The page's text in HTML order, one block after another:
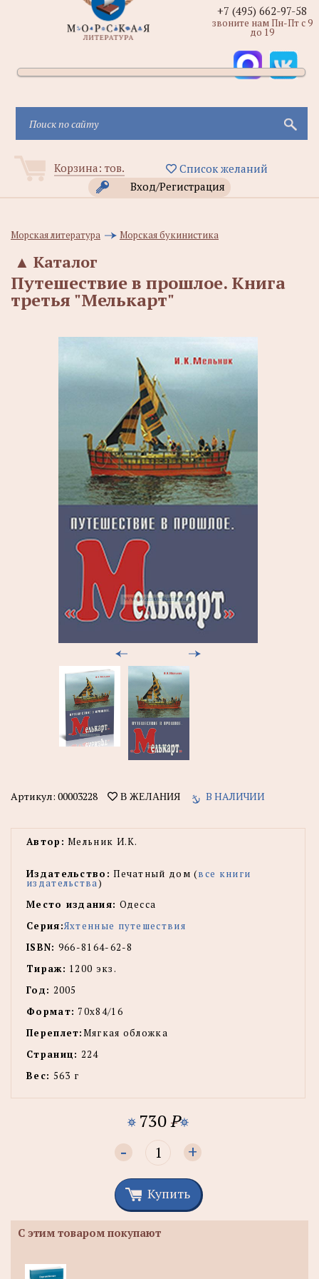
Корзина: тов.
Список желаний
Вход/Регистрация
+7 (495) 662-97-58
звоните нам Пн-Пт с 9
до 19
Морская литература Морская букинистика
Каталог
▲
Путешествие в прошлое. Книга
третья "Мелькарт"
Артикул: 00003228 В ЖЕЛАНИЯ В НАЛИЧИИ
Автор: Мельник И.К.
Издательство: Печатный дом (все книги
издательства)
Место издания: Одесса
Серия:Яхтенные путешествия
ISBN: 966-8164-62-8
Тираж: 1200 экз.
Год: 2005
Формат: 70х84/16
Переплет:Мягкая обложка
Страниц: 224
Вес: 563 г
730P
- +
Купить
С этим товаром покупают